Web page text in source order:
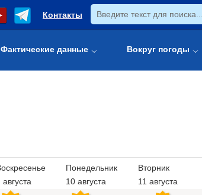
Контакты
Фактические данные Вокруг погоды
августа
Понедельник
10 августа
Вторник
11 августа